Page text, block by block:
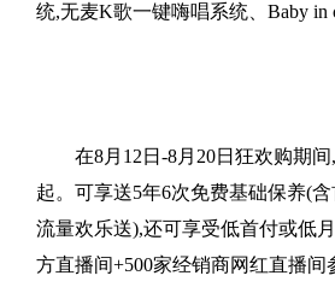
统,无麦K歌一键嗨唱系统、Baby
在8月12日-8月20日狂欢购期
起。可享送5年6次免费基础保养(
流量欢乐送),还可享受低首付或低
方直播间+500家经销商网红直播